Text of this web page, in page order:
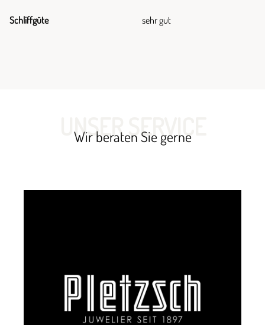
Schliffgüte sehr gut
UNSER SERVICE
Wir beraten Sie gerne